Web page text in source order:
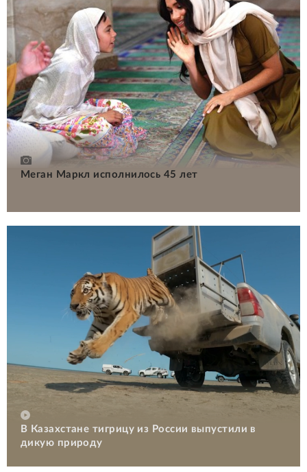
Меган Маркл исполнилось 45 лет
В Казахстане тигрицу из России выпустили в
дикую природу